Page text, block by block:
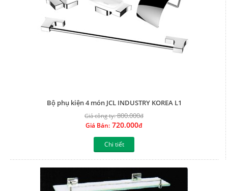
Bộ phụ kiện 4 món JCL INDUSTRY KOREA L1
Giá công ty:800.000đ
Giá Bán: 720.000đ
Chi tiết